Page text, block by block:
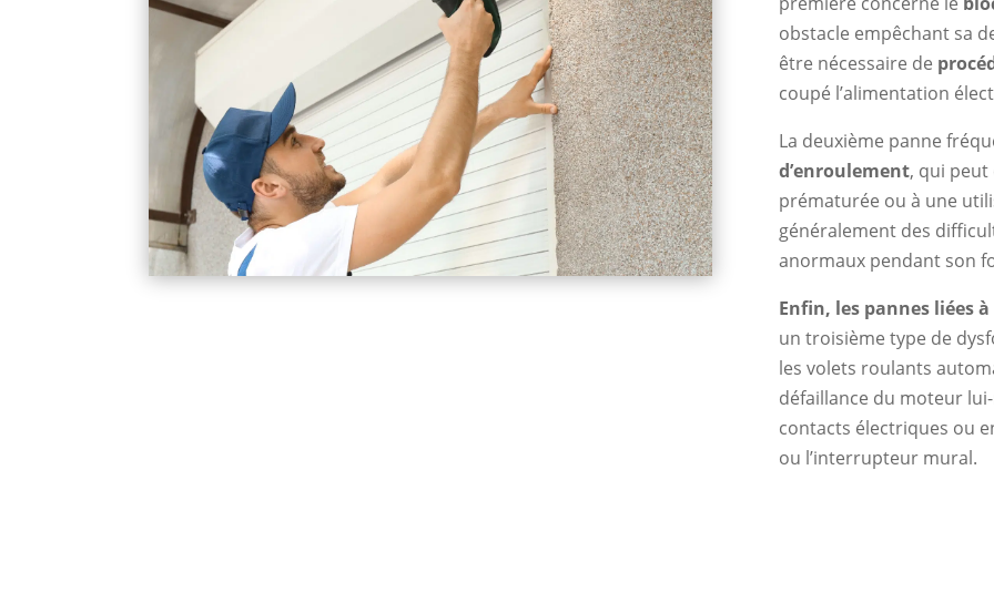
obstacle empêchant sa
être nécessaire de
coupé l’alimentation
La deuxième panne
d’enroulement, qui peut
prématurée ou à une
généralement des
anormaux pendant son
Enfin, les pannes liées
un troisième type de
les volets roulants
défaillance du moteur
contacts électriques ou
ou l’interrupteur mural.